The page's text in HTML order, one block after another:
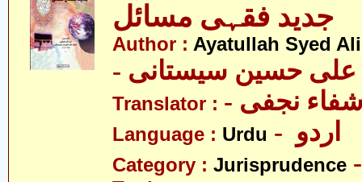
جدید فقہی مسائل
Author : Ayatullah Syed
علی حسین سیستانی
Translator :
Language : Urdu
Category : Jurisprudence